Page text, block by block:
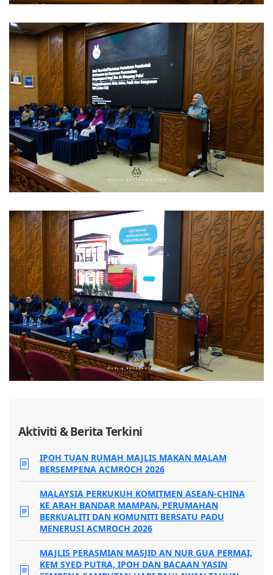
Aktiviti & Berita Terkini
IPOH TUAN RUMAH MAJLIS MAKAN MALAM
BERSEMPENA ACMROCH 2026
MALAYSIA PERKUKUH KOMITMEN ASEAN-CHINA
KE ARAH BANDAR MAMPAN, PERUMAHAN
BERKUALITI DAN KOMUNITI BERSATU PADU
MENERUSI ACMROCH 2026
MAJLIS PERASMIAN MASJID AN NUR GUA PERMAI,
KEM SYED PUTRA, IPOH DAN BACAAN YASIN